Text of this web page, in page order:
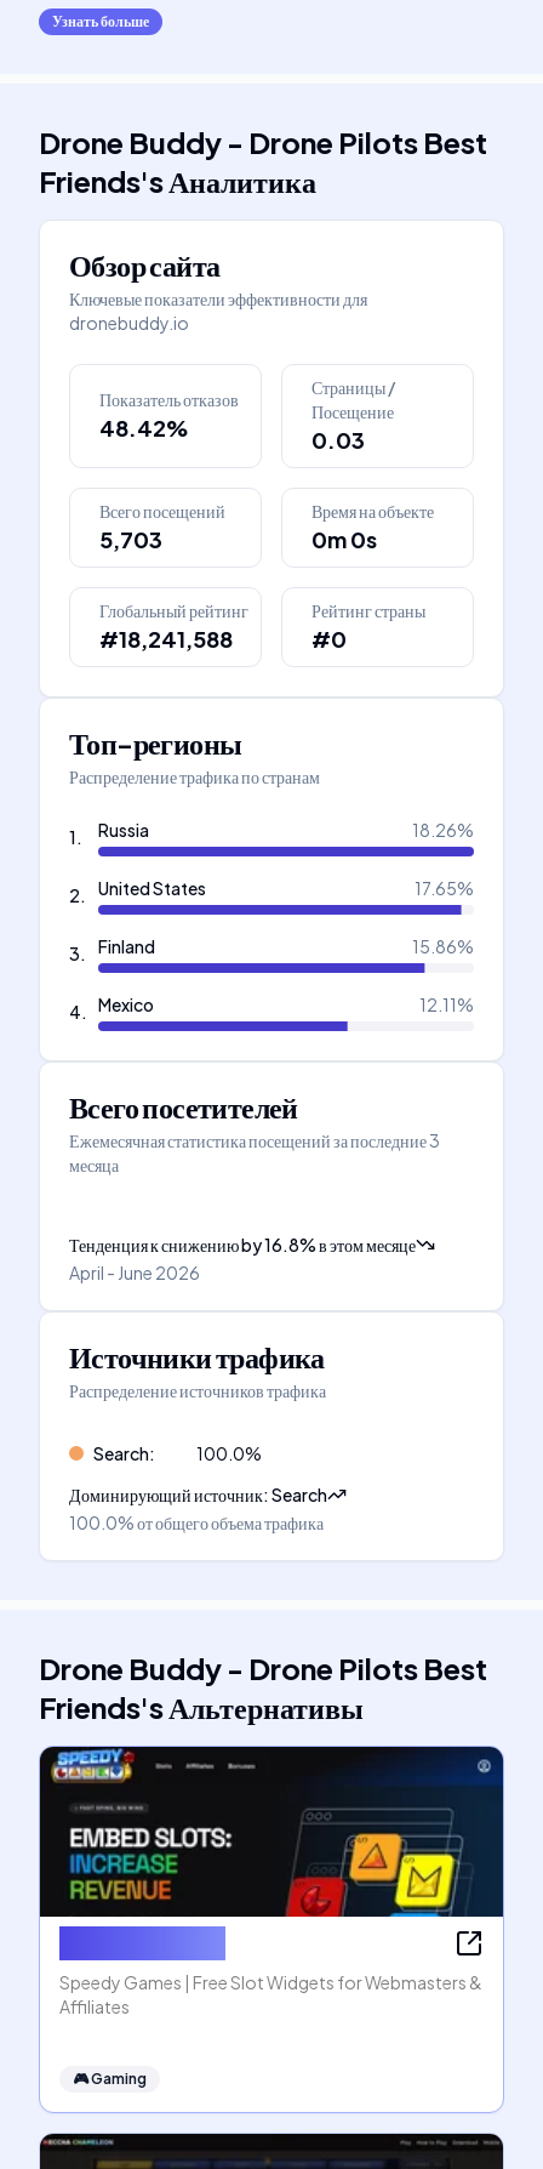
Узнать больше
Drone Buddy - Drone Pilots Best
Friends'sАналитика
Обзор сайта
Ключевые показатели эффективности для
dronebuddy.io
Показатель отказов
48.42%
Страницы /
Посещение
0.03
Всего посещений
5,703
Время на объекте
0m 0s
Глобальный рейтинг
#18,241,588
Рейтинг страны
#0
Топ-регионы
Распределение трафика по странам
1. Russia 18.26%
2. United States 17.65%
3. Finland 15.86%
4. Mexico 12.11%
Всего посетителей
Ежемесячная статистика посещений за последние 3
месяца
Тенденция к снижениюby16.8%в этом месяце
April - June 2026
Источники трафика
Распределение источников трафика
Search: 100.0%
Доминирующий источник:Search
100.0%от общего объема трафика
Drone Buddy - Drone Pilots Best
Friends'sАльтернативы
Speedy Games | Free Slot Widgets for Webmasters &
Affiliates
🎮Gaming